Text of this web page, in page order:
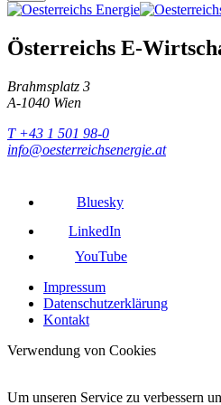
Österreichs E-
Brahmsplatz 3
A-1040 Wien
T +43 1 501 98-0
info@oesterreichsenergie.at
Bluesky
LinkedIn
YouTube
Impressum
Datenschutzerklärung
Kontakt
Verwendung von Cookies
Um unseren Service zu verbessern